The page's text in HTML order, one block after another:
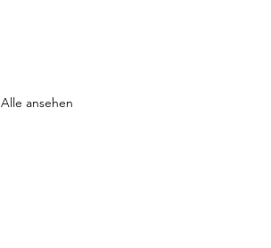
Alle ansehen